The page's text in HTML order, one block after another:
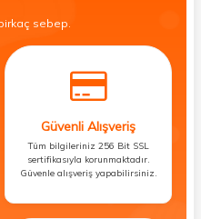
sebep.
Güvenli Alışveriş
Tüm bilgileriniz 256 Bit SSL
sertifikasıyla korunmaktadır.
Güvenle alışveriş yapabilirsiniz.